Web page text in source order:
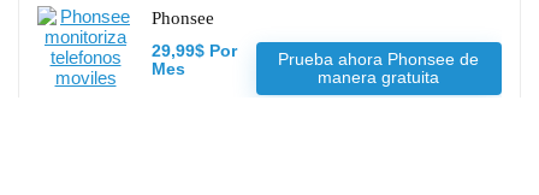
Phonsee
29,99$ Por
Mes
Prueba ahora Phonsee de
manera gratuita